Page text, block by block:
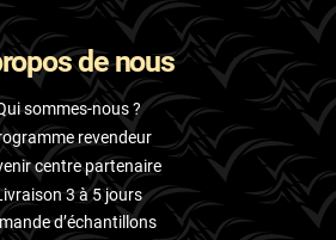
de nous
sommes-nous ?
revendeur
centre partenaire
3 à 5 jours
d’échantillons